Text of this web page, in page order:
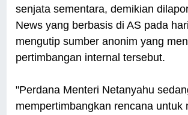
senjata sementara, demikian
News yang berbasis di AS pada
mengutip sumber anonim yang
pertimbangan internal tersebut.
"Perdana Menteri Netanyahu
mempertimbangkan rencana untuk